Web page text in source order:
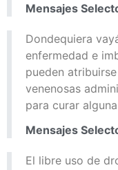
Mensajes
Dondequiera
enfermedad e
pueden
venenosas
para curar
Mensajes
El libre uso de